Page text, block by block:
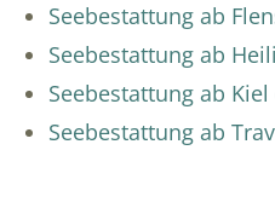
Seebestattung ab
Seebestattung ab
Seebestattung ab Kiel
Seebestattung ab